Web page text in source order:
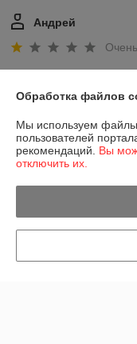
Андрей
О нас
Контакты
Обработка файлов
Мы используем файлы
пользователей
рекомендаций. Вы
отключить их.